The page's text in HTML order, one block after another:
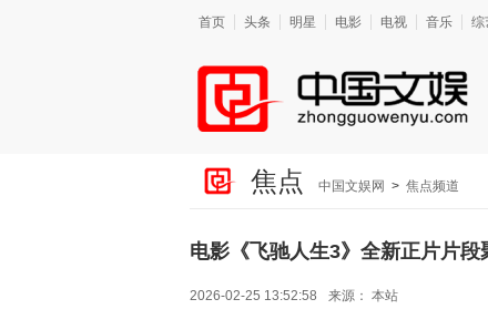
首页 头条 明星 电影 电视 音乐 综
焦点 中国文娱网 > 焦点频道
电影《飞驰人生3》全新正片片
2026-02-25 13:52:58 来源： 本站